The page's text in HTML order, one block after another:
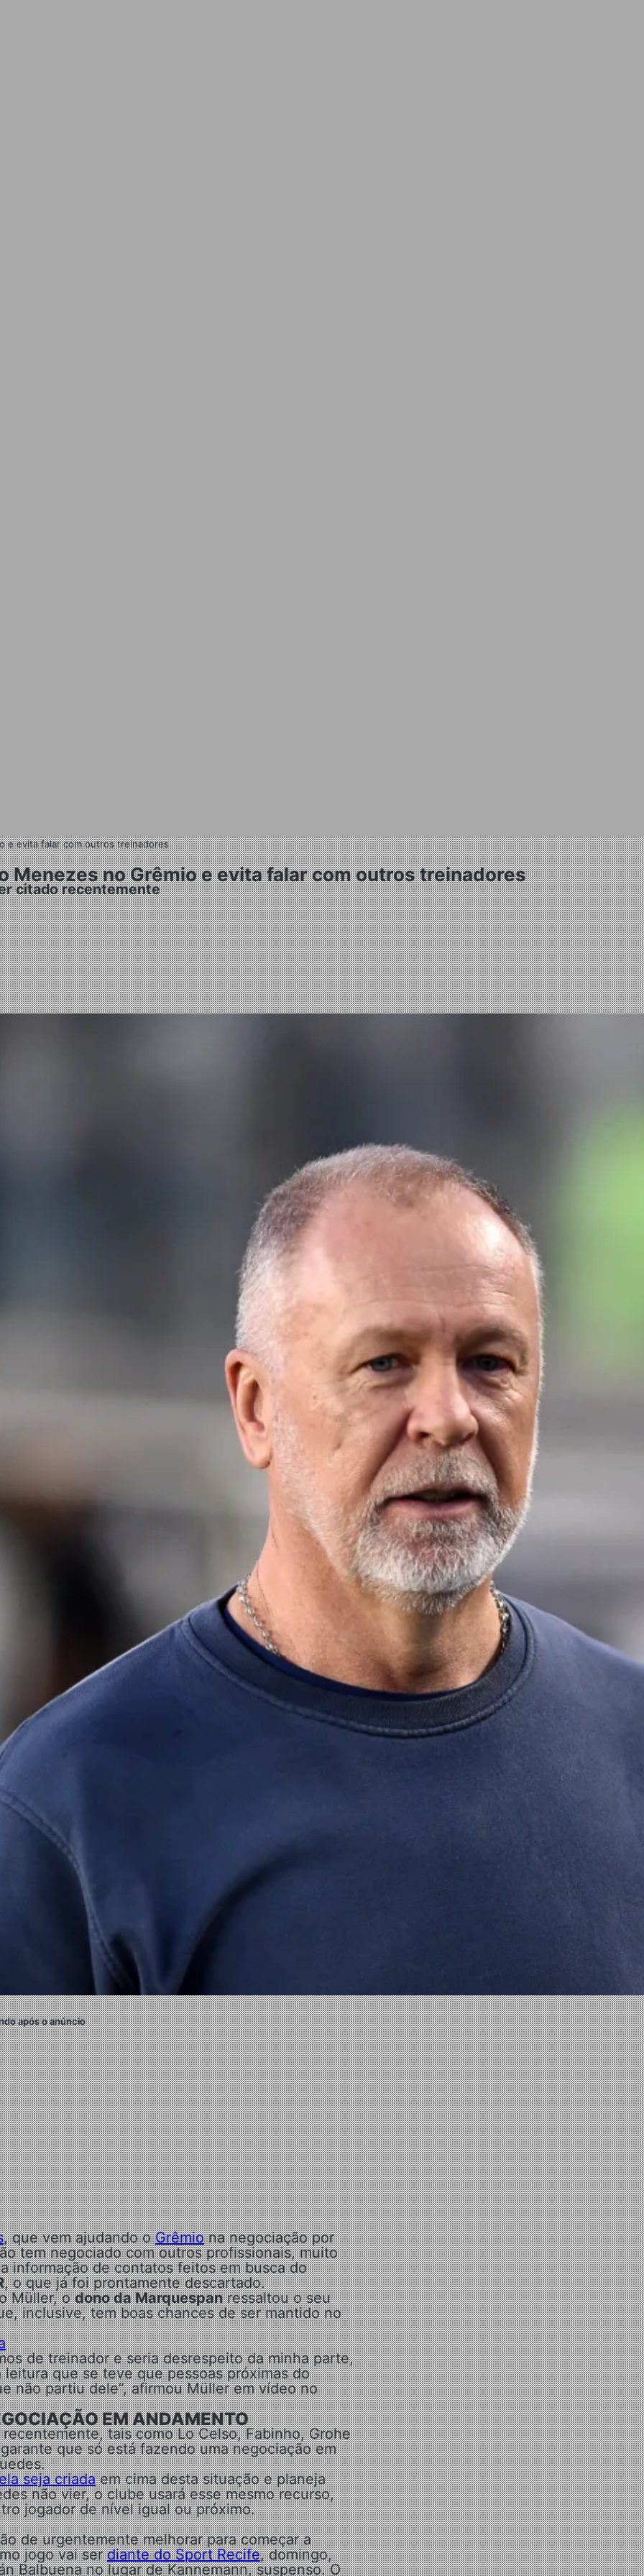
e evita falar com outros treinadores
Menezes no Grêmio e evita falar com outros treinadores
citado recentemente
após o anúncio
, que vem ajudando oGrêmiona negociação por
tem negociado com outros profissionais, muito
informação de contatos feitos em busca do
, o que já foi prontamente descartado.
Müller, odono da Marquespanressaltou o seu
inclusive, tem boas chances de ser mantido no
de treinador e seria desrespeito da minha parte,
que se teve que pessoas próximas do
não partiu dele”, afirmou Müller em vídeo no
EM ANDAMENTO
tais como Lo Celso, Fabinho, Grohe
que só está fazendo uma negociação em
seja criadaem cima desta situação e planeja
não vier, o clube usará esse mesmo recurso,
jogador de nível igual ou próximo.
de urgentemente melhorar para começar a
jogo vai serdiante do Sport Recife, domingo,
Balbuena no lugar de Kannemann, suspenso. O